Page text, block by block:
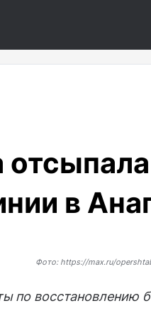
в
Фото: https://max.ru/
по восстановлению